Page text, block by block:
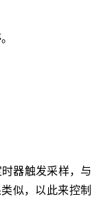
器触发采样，与
似，以此来控制